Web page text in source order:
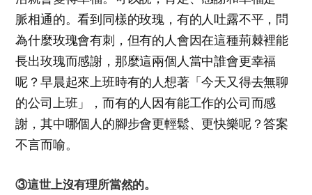
脈相通的。看到同樣的玫瑰，有的人吐露不平，問
為什麼玫瑰會有刺，但有的人會因在這種荊棘裡能
長出玫瑰而感謝，那麼這兩個人當中誰會更幸福
呢？早晨起來上班時有的人想著「今天又得去無聊
的公司上班」，而有的人因有能工作的公司而感
謝，其中哪個人的腳步會更輕鬆、更快樂呢？答案
不言而喻。
③這世上沒有理所當然的。